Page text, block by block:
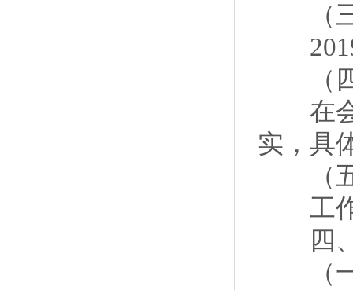
（三
2019
（四
在会
实，具
（五
工作
四、
（一